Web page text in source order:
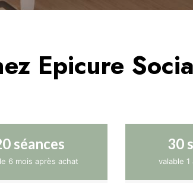
Epicure
séances
6 mois après achat
30
valable